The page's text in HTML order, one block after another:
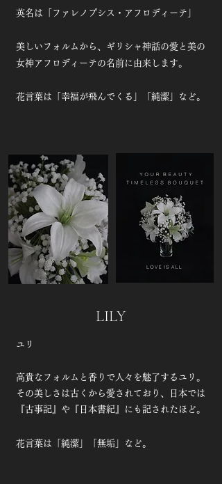
英名は「ファレノプシス・アフロディーテ」
美しいフォルムから、ギリシャ神話の愛と美の
女神アフロディーテの名前に由来します。
花言葉は「幸福が飛んでくる」「純潔」など。
LILY
​ユリ
高貴なフォルムと香りで人々を魅了するユリ。
その美しさは古くから愛されており、日本では
『古事記』や『日本書紀』にも記されたほど。
花言葉は「純潔」「無垢」など。